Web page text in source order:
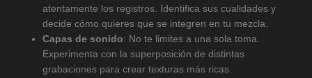
atentamente los registros. Identifica sus cualidades y
decide cómo quieres que se integren en tu mezcla.
Capas de sonido: No te limites a una sola toma.
Experimenta con la superposición de distintas
grabaciones para crear texturas más ricas.